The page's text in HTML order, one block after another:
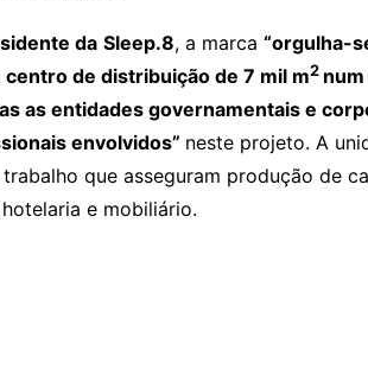
da Sleep.8, a marca “orgulha-
de distribuição de 7 mil m2
as entidades governamentais e
envolvidos” neste projeto. A
que asseguram produção de
e mobiliário.